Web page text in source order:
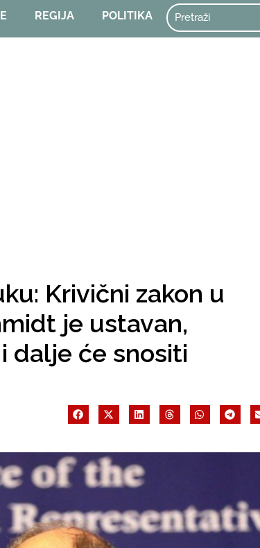
REGIJA POLITIKA
Krivični zakon u
je ustavan,
dalje će snositi